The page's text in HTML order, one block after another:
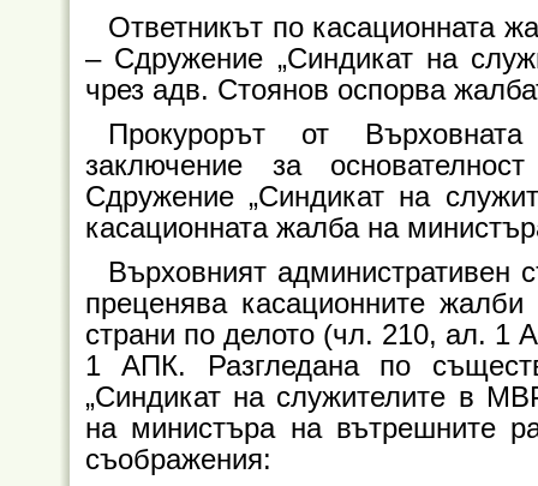
Ответникът по касационната
– Сдружение „Синдикат на
чрез адв. Стоянов оспорва
Прокурорът от
заключение за
Сдружение „Синдикат на
касационната жалба на
Върховният административен
преценява касационните
страни по делото (чл. 210, ал. 1
1 АПК. Разгледана по
„Синдикат на служителите в
на министъра на вътрешните
съображения: